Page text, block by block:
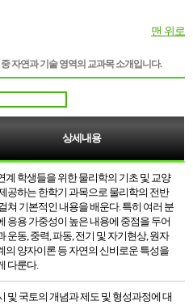
맨 위로
중자연과 기술 영역의 교과목 소개입니다.
상세내용
계 학생들을 위한 물리학의 기초 및 교양
공하는 한학기 과목으로 물리학의 전반
쳐 기본적인 내용을 배운다. 특히 여러 분
응용 가중성이 높은 내용에 중점을 두어
운동, 중력, 파동, 전기 및 자기현상, 원자
의 양자이론 등 자연의 신비로운 특성을
다룬다.
및 국토의 개념과 제도 및 형성과정에 대